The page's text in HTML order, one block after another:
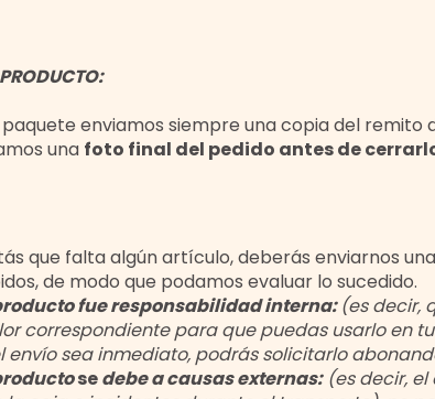
enviamos siempre una copia del remito
una foto final del pedido antes de
que falta algún artículo, deberás enviarnos
de modo que podamos evaluar lo sucedido.
fue responsabilidad interna:(es decir,
correspondiente para que puedas usarlo en
envío sea inmediato, podrás solicitarlo
sedebe a causas externas:(es decir, el